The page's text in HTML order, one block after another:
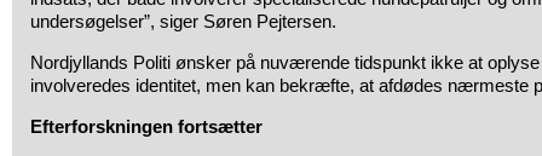
undersøgelser”, siger Søren Pejtersen.
Nordjyllands Politi ønsker på nuværende tidspunkt ikke at
involveredes identitet, men kan bekræfte, at afdødes nærmeste
Efterforskningen fortsætter